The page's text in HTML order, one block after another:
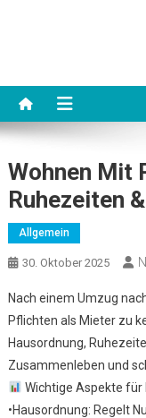
Wohnen Mit
Ruhezeiten
Allgemein
30. Oktober 2025
Nach einem Umzug
Pflichten als Mieter zu
Hausordnung,
Zusammenleben und
Wichtige Aspekte für
•Hausordnung: Regelt